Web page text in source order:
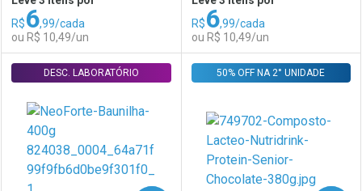
Comprar sem Desconto
Por R$ 193,59/cada
Comprar sem Desconto
Por R$ 193,59/cada
Comprar sem Desconto
Por R$ 103,99/cada
Comprar sem Desconto
Por R$ 103,99/cada
R$6,99/cada
ou R$ 10,49/un
FECHAR
Laboratório
FECHAR
Por Menos
R$6,99/cada
ou R$ 10,49/un
Laboratório
Por Menos
DESC. LABORATÓRIO 50% OFF NA 2° UNIDADE